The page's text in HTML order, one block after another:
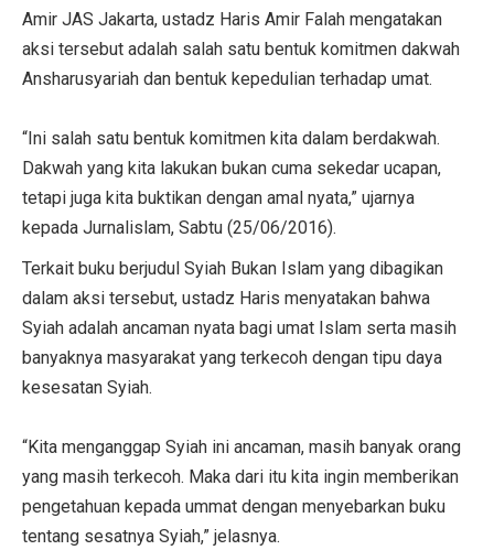
Amir JAS Jakarta, ustadz Haris Amir Falah mengatakan
aksi tersebut adalah salah satu bentuk komitmen dakwah
Ansharusyariah dan bentuk kepedulian terhadap umat.
“Ini salah satu bentuk komitmen kita dalam berdakwah.
Dakwah yang kita lakukan bukan cuma sekedar ucapan,
tetapi juga kita buktikan dengan amal nyata,” ujarnya
kepada Jurnalislam, Sabtu (25/06/2016).
Terkait buku berjudul Syiah Bukan Islam yang dibagikan
dalam aksi tersebut, ustadz Haris menyatakan bahwa
Syiah adalah ancaman nyata bagi umat Islam serta masih
banyaknya masyarakat yang terkecoh dengan tipu daya
kesesatan Syiah.
“Kita menganggap Syiah ini ancaman, masih banyak orang
yang masih terkecoh. Maka dari itu kita ingin memberikan
pengetahuan kepada ummat dengan menyebarkan buku
tentang sesatnya Syiah,” jelasnya.